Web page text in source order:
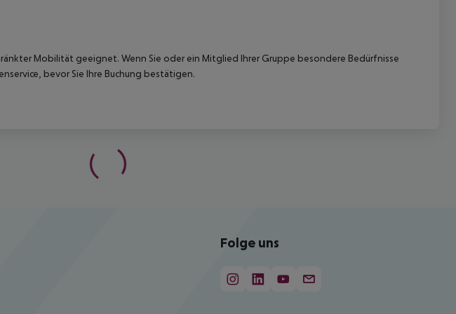
Mobilität geeignet. Wenn Sie oder ein Mitglied Ihrer Gruppe besondere Bedürfnisse
bevor Sie Ihre Buchung bestätigen.
Folge uns